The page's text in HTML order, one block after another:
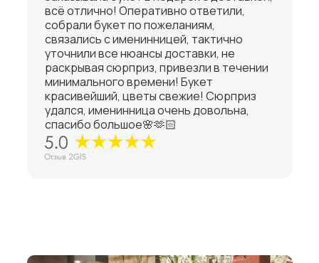
всё отлично! Оперативно ответили,
собрали букет по пожеланиям,
связались с именинницей, тактично
уточнили все нюансы доставки, не
раскрывая сюрприз, привезли в течении
минимального времени! Букет
красивейший, цветы свежие! Сюрприз
удался, именинница очень довольна,
спасибо большое🌸🫶🏻